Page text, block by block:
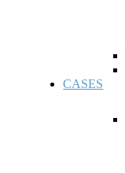
CASES